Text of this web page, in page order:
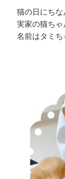
猫の日にちな
実家の猫ち
名前はタミ